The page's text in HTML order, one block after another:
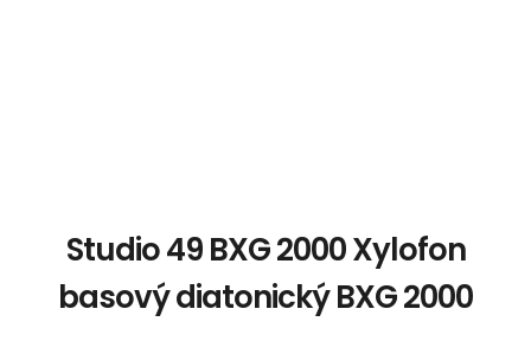
Studio 49 BXG 2000 Xylofon
basový diatonický BXG 2000